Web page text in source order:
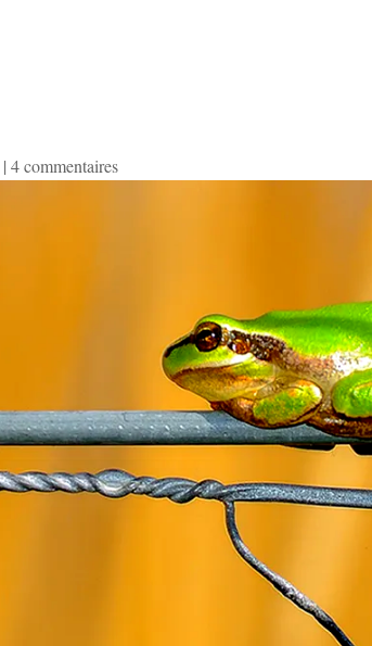
|4 commentaires